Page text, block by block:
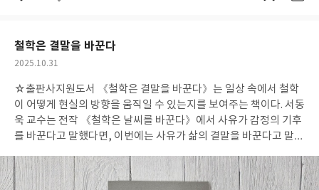
런 것인지도 모르겠다. 크게 울지 않고, 크게 말하지 않고, 다만 곁에
있어주는 일. 소설은 스릴러의 문법을 따르지만, 나는 이것을 ‘여성
로를 다시 쌓아 올리는 일. 그런 각성의 순간들을 이렇게 조용한 문
장으로, 그러나 이토록 날카롭게 보여준다는 점에서 시인의 첫 장편
은 놀랍도록 단단하다. 더욱이 영화화가 확정되었다니,,, 심장은 더
뛰었다. 유리창 사이에 선 레나의 실루엣, 밤마다 바닷가를 걷는 미
이미 여러 장면이 머릿속에서 영사되고 있다. 여성의 연대가 가진 떨
림을 스크린에서도 다시 만나고 싶다. 시인의 문장이 움직이는 순간
철학은 결말을 바꾼다
작
일
2025.10.31
☆출판사지원도서
《철학은 결말을 바꾼다》는 일상 속에서 철학
이 어떻게 현실의 방향을 움직일 수 있는지를 보여주는 책이다. 서동
욱 교수는 전작 《철학은 날씨를 바꾼다》에서 사유가 감정의 기후
를 바꾼다고 말했다면, 이번에는 사유가 삶의 결말을 바꾼다고 말한
다르게 살아보는 연습이기 때문이다. 책은 네 개의 장으로 나뉘어 있
다. ‘먹기’와 ‘쾌락’ 같은 일상의 행위를 철학적으로 들여다보는 1부